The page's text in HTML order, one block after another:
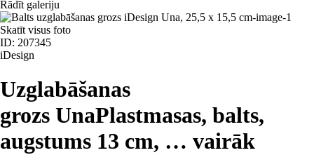
Rādīt galeriju
Skatīt visus foto
ID: 207345
iDesign
Uzglabāšanas
grozs UnaPlastmasas, balts,
augstums 13 cm, … vairāk